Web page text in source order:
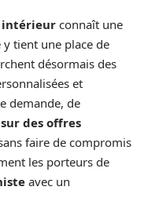
intérieur connaît une
tient une place de
désormais des
et
demande, de
des offres
faire de compromis
les porteurs de
avec un